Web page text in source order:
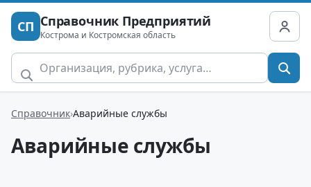
СП Справочник Предприятий
Кострома и Костромская область
Справочник Аварийные службы
Аварийные службы